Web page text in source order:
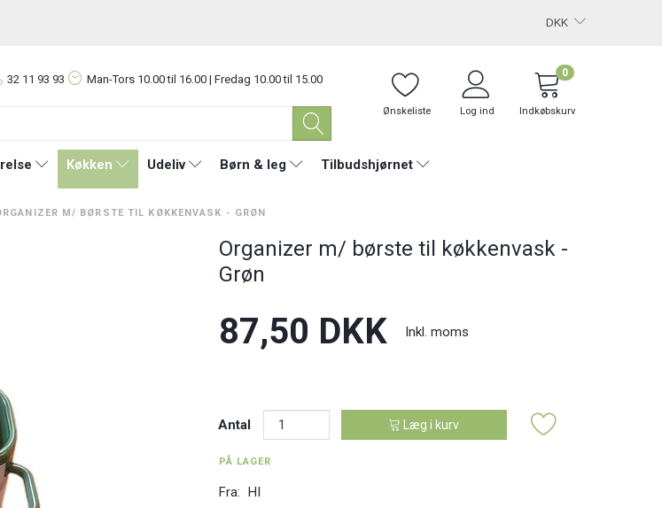
DKK
32 11 93 93 Man-Tors 10.00 til 16.00 | Fredag 10.00 til 15.00
Ønskeliste Log ind Indkøbskurv
0
Køkken Udeliv Børn & leg Tilbudshjørnet
M/ BØRSTE TIL KØKKENVASK - GRØN
Organizer m/ børste til køkkenvask -
Grøn
87,50 DKK Inkl. moms
Antal Læg i kurv
PÅ LAGER
Fra: HI